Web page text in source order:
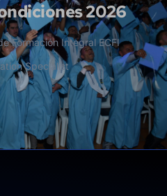
2026
Formación Integral ECFI
Specialist